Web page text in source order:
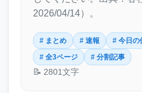
2026/04/14）。
# まとめ # 速報 # 今日の
# 全3ページ # 分割記事
📝 2801文字